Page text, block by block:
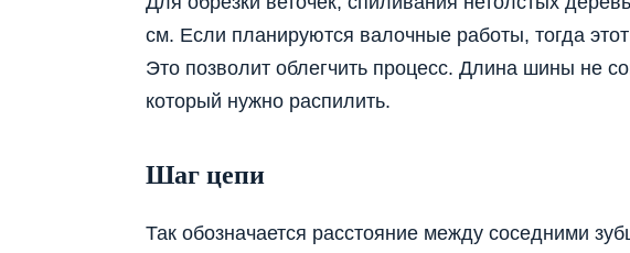
см. Если планируются валочные работы, тогда
Это позволит облегчить процесс. Длина шины не
который нужно распилить.
Шаг цепи
Так обозначается расстояние между соседними